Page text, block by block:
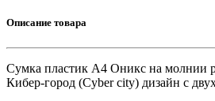
Описание товара
Сумка пластик А4 Оникс на молнии
Кибер-город (Cyber city) дизайн с